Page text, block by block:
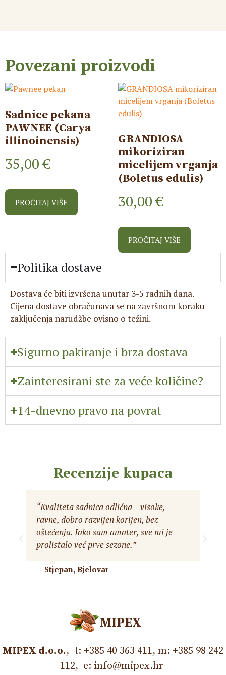
Povezani proizvodi
Sadnice pekana
PAWNEE (Carya
illinoinensis)
35,00€
PROČITAJ VIŠE
GRANDIOSA
mikoriziran
micelijem vrganja
(Boletus edulis)
30,00€
PROČITAJ VIŠE
Politika dostave
Dostava će biti izvršena unutar 3-5 radnih dana.
Cijena dostave obračunava se na završnom koraku
zaključenja narudžbe ovisno o težini.
Sigurno pakiranje i brza dostava
Zainteresirani ste za veće količine?
14-dnevno pravo na povrat
Recenzije kupaca
“Kvaliteta sadnica odlična – visoke,
ravne, dobro razvijen korijen, bez
oštećenja. Iako sam amater, sve mi je
prolistalo već prve sezone.”
— Stjepan, Bjelovar
MIPEX
MIPEX d.o.o., t: +385 40 363 411, m: +385 98 242
112, e: info@mipex.hr